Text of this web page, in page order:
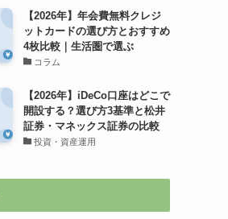
【2026年】年会費無料クレジ
ットカードの選び方とおすすめ
4枚比較｜生活圏で選ぶ
コラム
【2026年】iDeCo口座はどこで
開設する？選び方3基準と松井
証券・マネックス証券の比較
投資・資産運用